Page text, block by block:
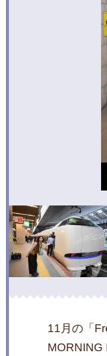
11月の「
MORNING